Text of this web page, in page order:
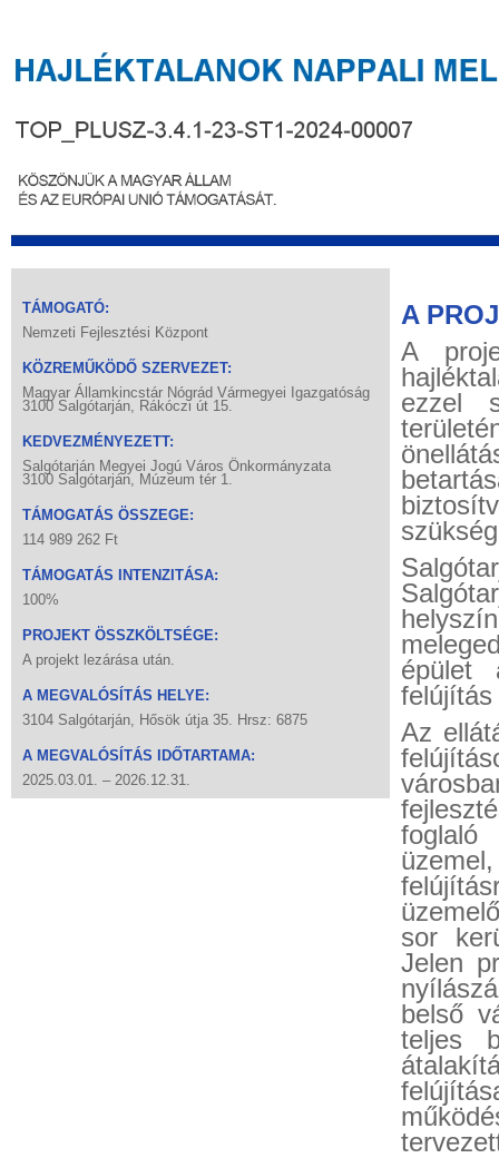
TÁMOGATÓ:
Nemzeti Fejlesztési Központ
KÖZREMŰKÖDŐ SZERVEZET:
Magyar Államkincstár Nógrád Vármegyei Igazgatóság
3100 Salgótarján, Rákóczi út 15.
KEDVEZMÉNYEZETT:
Salgótarján Megyei Jogú Város Önkormányzata
3100 Salgótarján, Múzeum tér 1.
TÁMOGATÁS ÖSSZEGE:
114 989 262 Ft
TÁMOGATÁS INTENZITÁSA:
100%
PROJEKT ÖSSZKÖLTSÉGE:
A projekt lezárása után.
A MEGVALÓSÍTÁS HELYE:
3104 Salgótarján, Hősök útja 35. Hrsz: 6875
A MEGVALÓSÍTÁS IDŐTARTAMA:
2025.03.01. – 2026.12.31.
A
A
ezzel
épület
felújítás
Az
foglaló
sor
Jelen
belső
teljes